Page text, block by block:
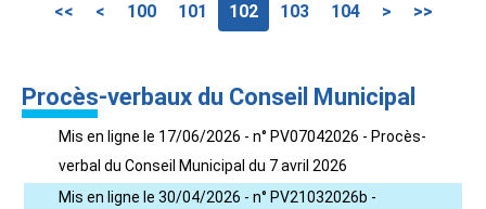
<< < 100 101 102 103 104 > >>
Procès-verbaux du Conseil Municipal
Mis en ligne le 17/06/2026 - n° PV07042026 - Procès-
verbal du Conseil Municipal du 7 avril 2026
Mis en ligne le 30/04/2026 - n° PV21032026b -